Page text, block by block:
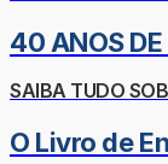
40 ANOS
SAIBA TUDO
O Livro de